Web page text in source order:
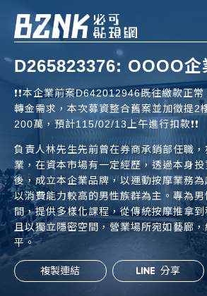
帳款轉讓
投資
申貸
企業融資
企業專案融資
個人融資
房屋副擔保融資
登入
D265823376: OOOO企
❗️❗️本企業前案D642012946既往繳款正
轉金需求，本次募資整合舊案並加徵提2
200萬，預計115/02/13上午進行扣款❗️❗️
負責人林先生先前曾在券商承銷部任職
業，在資本市場有一定經歷，透過本身
後，成立本企業品牌，以運動按摩業務
以消費能力較高的男性族群為主。專為
間，提供多樣化課程，從傳統按摩推拿
且以獨立隱密空間，營業場所宛如藝廊
平。
複製連結 分享